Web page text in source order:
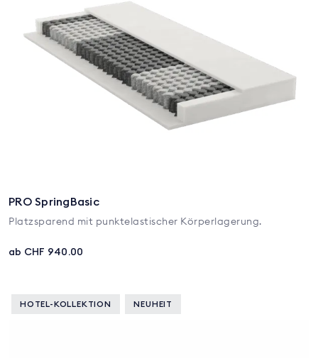
PRO SpringBasic
Platzsparend mit punktelastischer Körperlagerung.
ab CHF 940.00
HOTEL-KOLLEKTION NEUHEIT